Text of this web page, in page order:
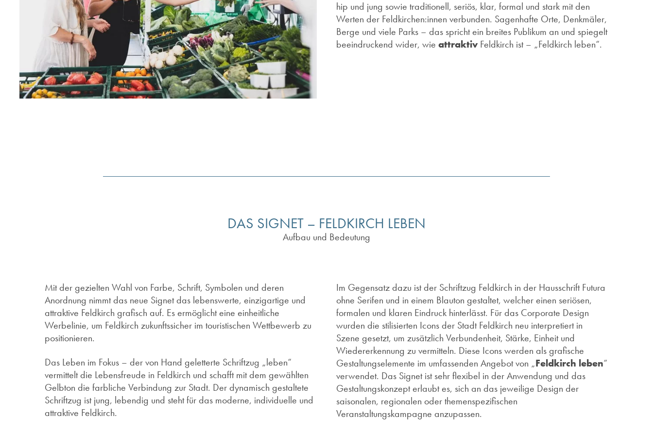
hip und jung sowie traditionell, seriös, klar, formal und stark mit den
Werten der Feldkirchen:innen verbunden. Sagenhafte Orte, Denkmäler,
Berge und viele Parks – das spricht ein breites Publikum an und spiegelt
beeindruckend wider, wie attraktivFeldkirch ist – „Feldkirch leben“.
DAS SIGNET – FELDKIRCH LEBEN
Aufbau und Bedeutung
Mit der gezielten Wahl von Farbe, Schrift, Symbolen und deren
Anordnung nimmt das neue Signet das lebenswerte, einzigartige und
attraktive Feldkirch grafisch auf. Es ermöglicht eine einheitliche
Werbelinie, um Feldkirch zukunftssicher im touristischen Wettbewerb zu
positionieren.
Das Leben im Fokus – der von Hand geletterte Schriftzug „leben“
vermittelt die Lebensfreude in Feldkirch und schafft mit dem gewählten
Gelbton die farbliche Verbindung zur Stadt. Der dynamisch gestaltete
Schriftzug ist jung, lebendig und steht für das moderne, individuelle und
attraktive Feldkirch.
Im Gegensatz dazu ist der Schriftzug Feldkirch in der Hausschrift Futura
ohne Serifen und in einem Blauton gestaltet, welcher einen seriösen,
formalen und klaren Eindruck hinterlässt. Für das Corporate Design
wurden die stilisierten Icons der Stadt Feldkirch neu interpretiert in
Szene gesetzt, um zusätzlich Verbundenheit, Stärke, Einheit und
Wiedererkennung zu vermitteln. Diese Icons werden als grafische
Gestaltungselemente im umfassenden Angebot von „Feldkirch leben“
verwendet. Das Signet ist sehr flexibel in der Anwendung und das
Gestaltungskonzept erlaubt es, sich an das jeweilige Design der
saisonalen, regionalen oder themenspezifischen
Veranstaltungskampagne anzupassen.